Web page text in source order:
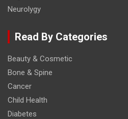
Neurolygy
Read By Categories
Beauty & Cosmetic
Bone & Spine
Cancer
Child Health
Diabetes